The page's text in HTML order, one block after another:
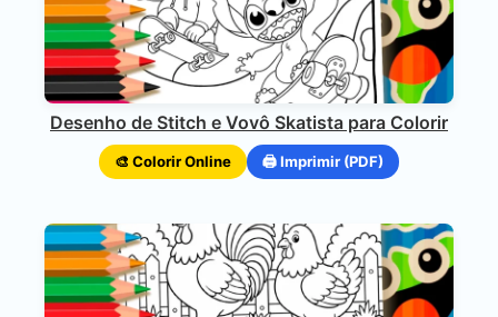
Desenho de Stitch e Vovô Skatista para Colorir
🎨 Colorir Online 🖨️ Imprimir (PDF)